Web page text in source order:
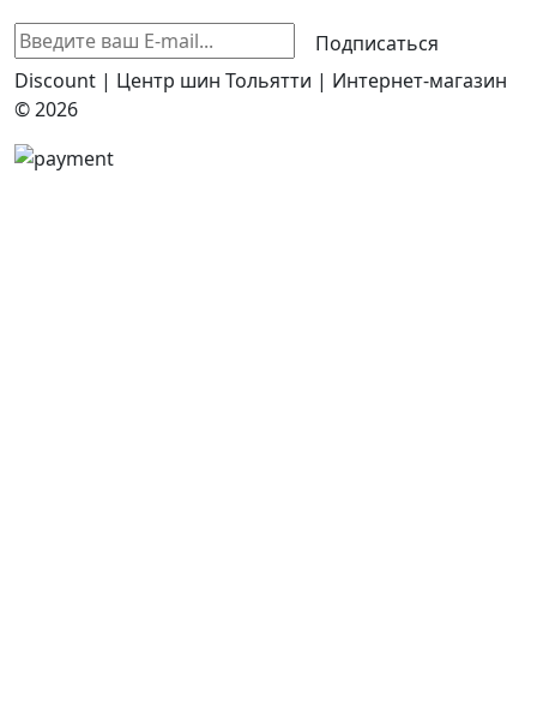
Подписаться
Discount | Центр шин Тольятти | Интернет-магазин
© 2026